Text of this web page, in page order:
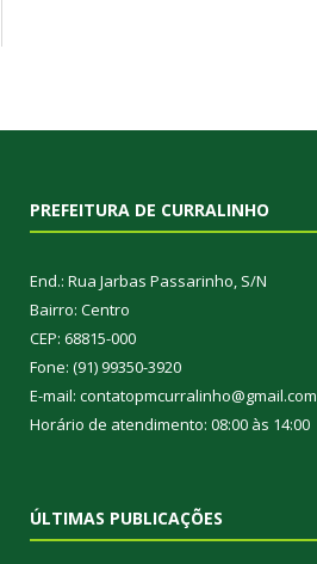
PREFEITURA DE CURRALINHO
End.: Rua Jarbas Passarinho, S/N
Bairro: Centro
CEP: 68815-000
Fone: (91) 99350-3920
E-mail: contatopmcurralinho@gmail.com
Horário de atendimento: 08:00 às 14:00
ÚLTIMAS PUBLICAÇÕES